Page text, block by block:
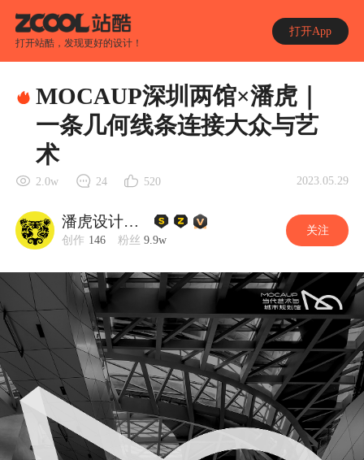
打开站酷，发现更好的设计！
打开App
MOCAUP深圳两馆×潘虎｜
一条几何线条连接大众与艺
术
2.0w 24 520 2023.05.29
潘虎设计实验室
创作 146 粉丝 9.9w
关注